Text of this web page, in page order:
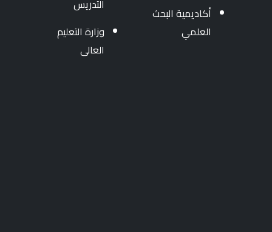
أكاديمية البحث
العلمي
التدريس
وزارة التعليم
العالى